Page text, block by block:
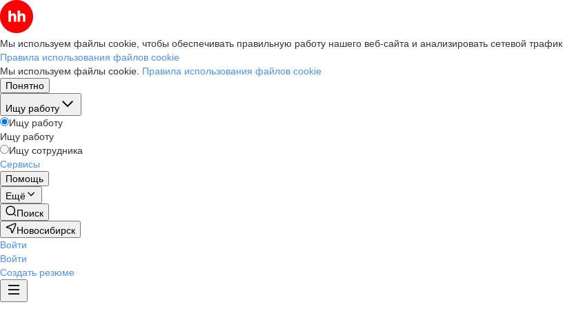
Мы используем файлы cookie, чтобы обеспечивать правильную работу нашего веб-сайта и анализировать сетевой трафик.
Правила использования файлов cookie
Мы используем файлы cookie. Правила использования файлов cookie
Понятно
Ищу работу
Ищу работу
Ищу работу
Ищу сотрудника
Сервисы
Помощь
Ещё
Поиск
Новосибирск
Войти
Войти
Создать резюме